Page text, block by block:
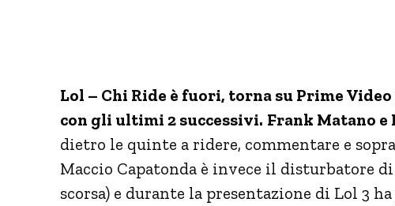
Lol – Chi Ride è fuori, torna su Prime
con gli ultimi 2 successivi. Frank Matano e
dietro le quinte a ridere, commentare e
Maccio Capatonda è invece il disturbatore
scorsa) e durante la presentazione di Lol 3